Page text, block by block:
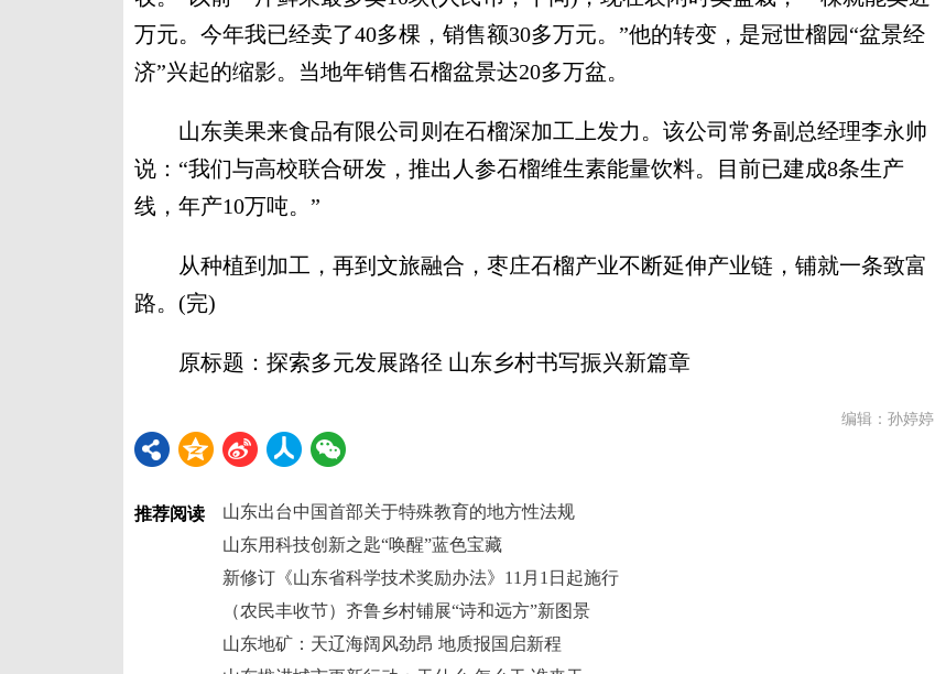
万元。今年我已经卖了40多棵，销售额30多万元。”他的转变，是冠世榴园“盆景经
济”兴起的缩影。当地年销售石榴盆景达20多万盆。
山东美果来食品有限公司则在石榴深加工上发力。该公司常务副总经理李永帅
说：“我们与高校联合研发，推出人参石榴维生素能量饮料。目前已建成8条生产
线，年产10万吨。”
从种植到加工，再到文旅融合，枣庄石榴产业不断延伸产业链，铺就一条致富
路。(完)
原标题：探索多元发展路径 山东乡村书写振兴新篇章
编辑：孙婷婷
推荐阅读
山东出台中国首部关于特殊教育的地方性法规
山东用科技创新之匙“唤醒”蓝色宝藏
新修订《山东省科学技术奖励办法》11月1日起施行
（农民丰收节）齐鲁乡村铺展“诗和远方”新图景
山东地矿：天辽海阔风劲昂 地质报国启新程